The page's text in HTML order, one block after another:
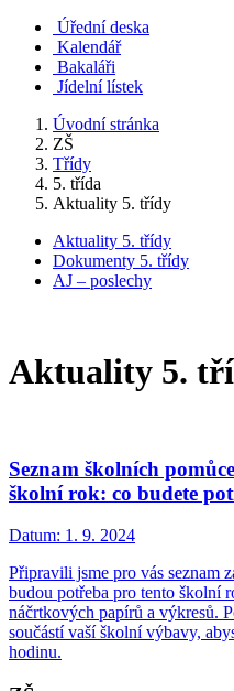
Úřední deska
Kalendář
Bakaláři
Jídelní lístek
Úvodní stránka
ZŠ
Třídy
5. třída
Aktuality 5. třídy
Aktuality 5. třídy
Dokumenty 5. třídy
AJ – poslechy
Aktuality 5.
Seznam školních
školní rok: co budete
Datum: 1. 9. 2024
Připravili jsme pro vás seznam
budou potřeba pro tento školní
náčrtkových papírů a výkresů.
součástí vaší školní výbavy,
hodinu.